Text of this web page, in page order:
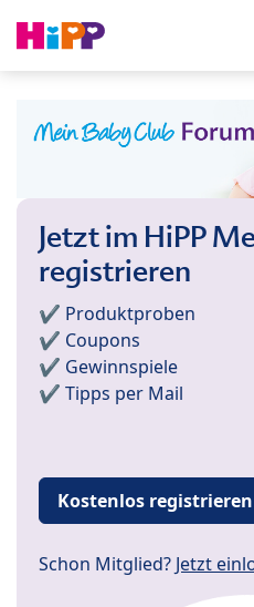
Jetzt im HiPP
registrieren
✔️ Produktproben
✔️ Coupons
✔️ Gewinnspiele
✔️ Tipps per Mail
Kostenlos registrieren
Schon Mitglied? Jetzt